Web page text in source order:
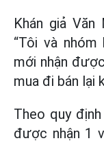
Khán giả
“Tôi và
mới nhận
mua đi bán lại
Theo quy
được nhận 1